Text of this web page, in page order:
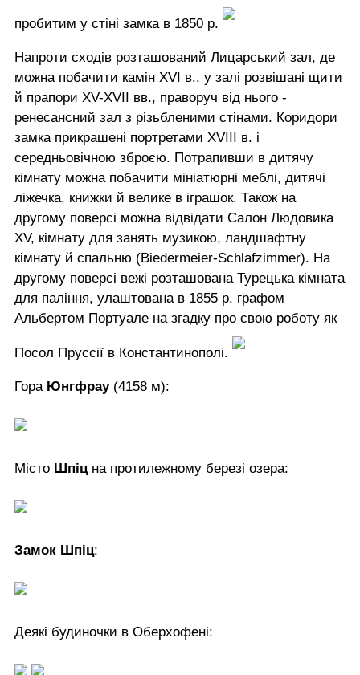
пробитим у стіні замка в 1850 р.
Напроти сходів розташований Лицарський зал, де
можна побачити камін XVI в., у залі розвішані щити
й прапори XV-XVII вв., праворуч від нього -
ренесансний зал з різьбленими стінами. Коридори
замка прикрашені портретами XVIII в. і
середньовічною зброєю. Потрапивши в дитячу
кімнату можна побачити мініатюрні меблі, дитячі
ліжечка, книжки й велике в іграшок. Також на
другому поверсі можна відвідати Салон Людовика
XV, кімнату для занять музикою, ландшафтну
кімнату й спальню (Biedermeier-Schlafzimmer). На
другому поверсі вежі розташована Турецька кімната
для паління, улаштована в 1855 р. графом
Альбертом Портуале на згадку про свою роботу як
Посол Пруссії в Константинополі.
Гора Юнгфрау (4158 м):
Місто Шпіц на протилежному березі озера:
Замок Шпіц:
Деякі будиночки в Оберхофені: